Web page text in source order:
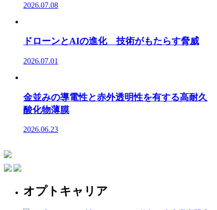
2026.07.08
ドローンとAIの進化 技術がもたらす脅威
2026.07.01
金並みの導電性と赤外透明性を有する高耐久
酸化物薄膜
2026.06.23
オプトキャリア